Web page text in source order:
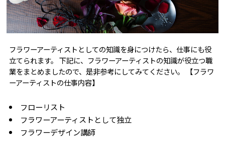
フラワーアーティストとしての知識を身につけたら、仕事にも役
立てられます。 下記に、フラワーアーティストの知識が役立つ職
業をまとめましたので、是非参考にしてみてください。 【フラワ
ーアーティストの仕事内容】
フローリスト
フラワーアーティストとして独立
フラワーデザイン講師